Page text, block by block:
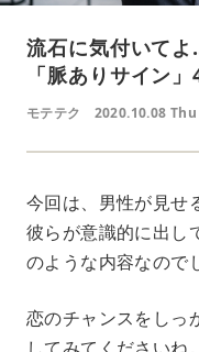
流石に気付いて
「脈ありサイン」
モテテク 2020.10.08 Thu
今回は、男性が見せ
彼らが意識的に出し
のような内容なので
恋のチャンスをしっ